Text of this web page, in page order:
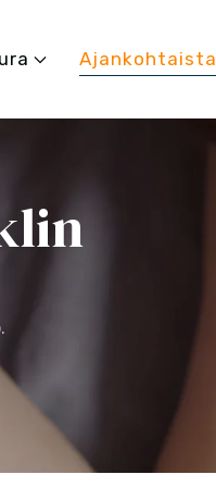
Ajankohtaista